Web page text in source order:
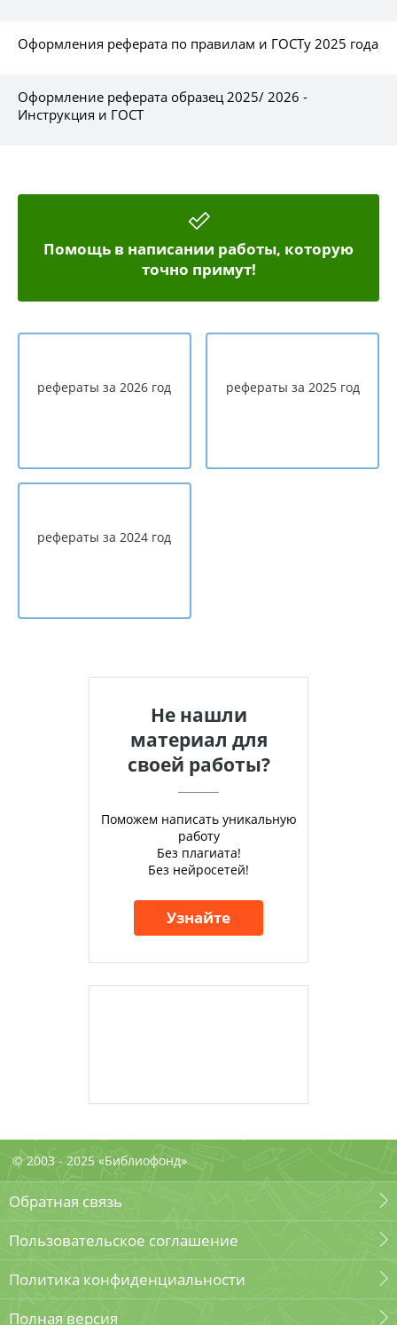
Оформления реферата по правилам и ГОСТу 2025 года
Оформление реферата образец 2025/ 2026 -
Инструкция и ГОСТ
Помощь в написании работы, которую
точно примут!
рефераты за 2026 год рефераты за 2025 год
рефераты за 2024 год
Не нашли
материал для
своей работы?
Поможем написать уникальную
работу
Без плагиата!
Без нейросетей!
Узнайте
© 2003 - 2025 «Библиофонд»
Обратная связь
Пользовательское соглашение
Политика конфиденциальности
Полная версия